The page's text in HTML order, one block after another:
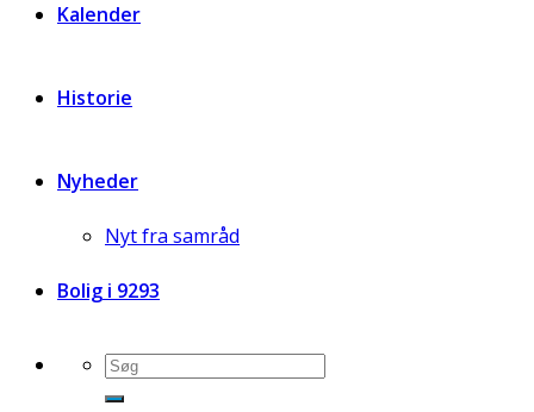
Kalender
Historie
Nyheder
Nyt fra samråd
Bolig i 9293